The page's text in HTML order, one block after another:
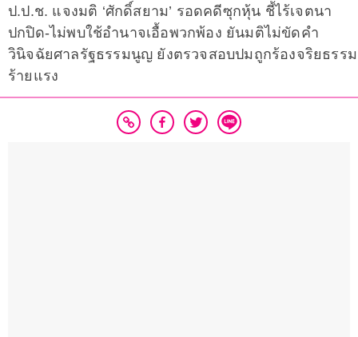
ป.ป.ช. แจงมติ ‘ศักดิ์สยาม’ รอดคดีซุกหุ้น ชี้ไร้เจตนา
ปกปิด-ไม่พบใช้อำนาจเอื้อพวกพ้อง ยันมติไม่ขัดคำ
วินิจฉัยศาลรัฐธรรมนูญ ยังตรวจสอบปมถูกร้องจริยธรรม
ร้ายแรง